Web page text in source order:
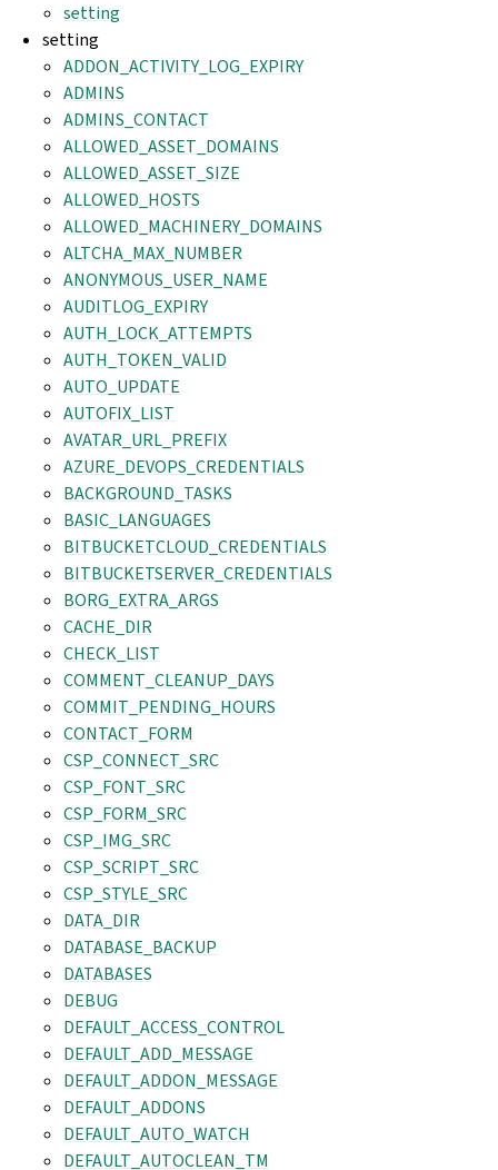
setting
setting
ADDON_ACTIVITY_LOG_EXPIRY
ADMINS
ADMINS_CONTACT
ALLOWED_ASSET_DOMAINS
ALLOWED_ASSET_SIZE
ALLOWED_HOSTS
ALLOWED_MACHINERY_DOMAINS
ALTCHA_MAX_NUMBER
ANONYMOUS_USER_NAME
AUDITLOG_EXPIRY
AUTH_LOCK_ATTEMPTS
AUTH_TOKEN_VALID
AUTO_UPDATE
AUTOFIX_LIST
AVATAR_URL_PREFIX
AZURE_DEVOPS_CREDENTIALS
BACKGROUND_TASKS
BASIC_LANGUAGES
BITBUCKETCLOUD_CREDENTIALS
BITBUCKETSERVER_CREDENTIALS
BORG_EXTRA_ARGS
CACHE_DIR
CHECK_LIST
COMMENT_CLEANUP_DAYS
COMMIT_PENDING_HOURS
CONTACT_FORM
CSP_CONNECT_SRC
CSP_FONT_SRC
CSP_FORM_SRC
CSP_IMG_SRC
CSP_SCRIPT_SRC
CSP_STYLE_SRC
DATA_DIR
DATABASE_BACKUP
DATABASES
DEBUG
DEFAULT_ACCESS_CONTROL
DEFAULT_ADD_MESSAGE
DEFAULT_ADDON_MESSAGE
DEFAULT_ADDONS
DEFAULT_AUTO_WATCH
DEFAULT_AUTOCLEAN_TM